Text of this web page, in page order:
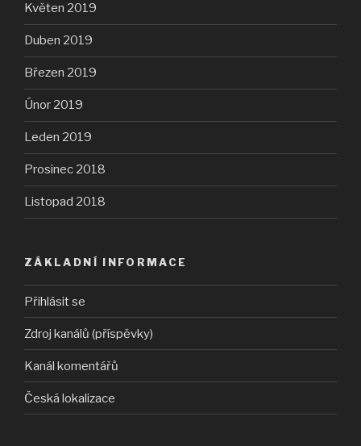
Květen 2019
Duben 2019
Březen 2019
Únor 2019
Leden 2019
Prosinec 2018
Listopad 2018
ZÁKLADNÍ INFORMACE
Přihlásit se
Zdroj kanálů (příspěvky)
Kanál komentářů
Česká lokalizace